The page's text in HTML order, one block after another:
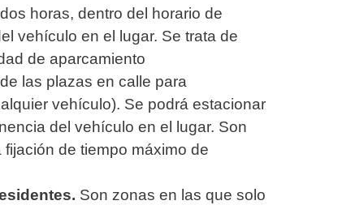
horas, dentro del horario de
vehículo en el lugar. Se trata de
de aparcamiento
las plazas en calle para
vehículo). Se podrá estacionar
del vehículo en el lugar. Son
de tiempo máximo de
Son zonas en las que solo